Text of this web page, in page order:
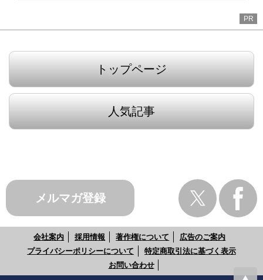
PR
トップページ
人気記事
メルマガ登録
会社案内 採用情報 著作権について
広告のご案内
プライバシーポリシーについて
特定商取引法に基づく表示
お問い合わせ